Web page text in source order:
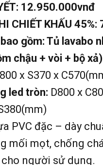
12.950.000vnđ
CHIẾT KHẤU 45%:
gồm: Tủ lavabo
chậu + vòi + bộ xả)
x S370 x
led tròn: D800 x
PVC đặc – dày
mối mọt, chống
người sử dụng.